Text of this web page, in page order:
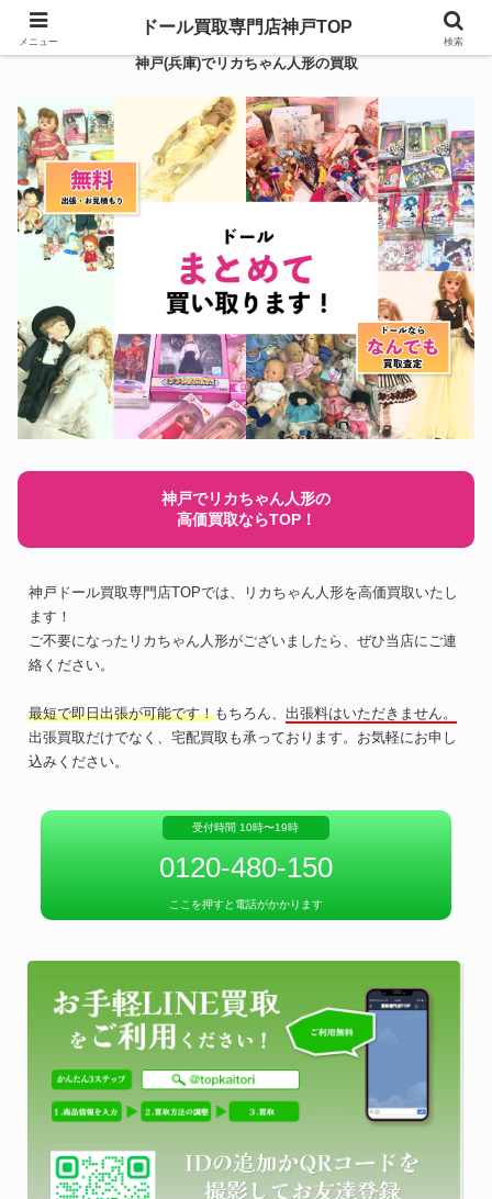
神戸(兵庫)でリカちゃん人形の買取
神戸でリカちゃん人形の
高価買取ならTOP！
神戸ドール買取専門店TOPでは、リカちゃん人形を高価買取いたし
ます！
ご不要になったリカちゃん人形がございましたら、ぜひ当店にご連
絡ください。
最短で即日出張が可能です！もちろん、 出張料はいただきません。
出張買取だけでなく、宅配買取も承っております。お気軽にお申し
込みください。
受付時間 10時〜19時
0120-480-150
ここを押すと電話がかかります
メニュー
ドール買取専門店神戸TOP
検索